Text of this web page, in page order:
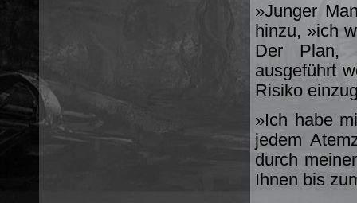
»Junger
hinzu, »ich
Der Plan,
ausgeführt
Risiko
»Ich habe
jedem
durch
Ihnen bis